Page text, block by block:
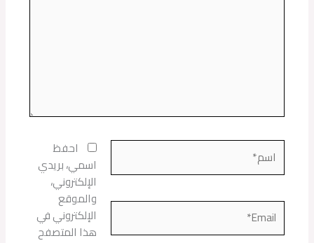
اسم*
Email*
احفظ
اسمي، بريدي
الإلكتروني،
والموقع
الإلكتروني في
هذا المتصفح